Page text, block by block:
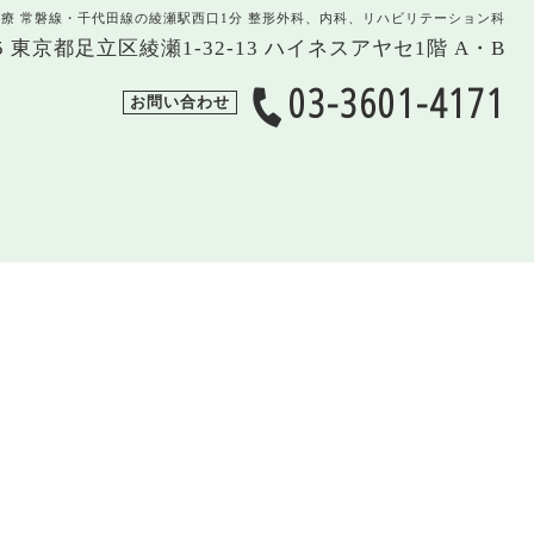
常磐線・千代田線の綾瀬駅西口1分 整形外科、内科、リハビリテーション科
東京都足立区綾瀬1-32-13 ハイネスアヤセ1階 A・B
お問い合わせ 03-3601-4171